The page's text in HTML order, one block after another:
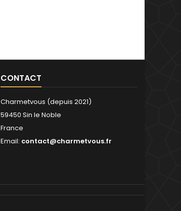
CONTACT
Charmetvous (depuis 2021)
59450 Sin le Noble
France
Email: contact@charmetvous.fr